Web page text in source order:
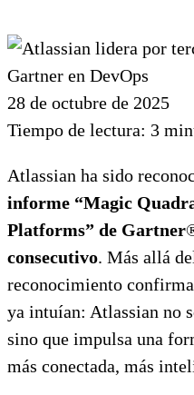
28 de octubre de 2025
Tiempo de lectura: 3
Atlassian ha sido
informe “Magic
Platforms” de Gartner
consecutivo. Más allá
reconocimiento
ya intuían: Atlassian no
sino que impulsa una
más conectada, más